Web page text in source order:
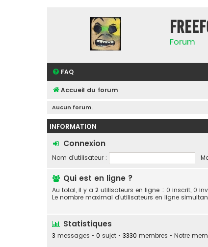
Forum
FAQ
Accueil du forum
Aucun forum.
INFORMATION
Connexion
Nom d’utilisateur :
Qui est en ligne ?
Au total, il y a 2 utilisateurs en ligne :: 0 inscrit, 0
Le nombre maximal d’utilisateurs en ligne
Statistiques
3 messages • 0 sujet • 3330 membres • Notre